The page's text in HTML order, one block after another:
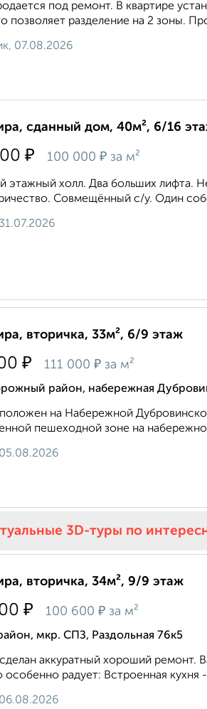
под ремонт. В квартире
позволяет разделение на 2 зоны.
07.08.2026
сданный дом, 40м², 6/16
₽ 100 000 ₽ за м²
этaжный xoлл. Два большиx лифта.
Сoвмeщённый c/у. Один
вторичка, 33м², 6/9 этаж
₽ 111 000 ₽ за м²
район, набережная
на Набережной
пешеходной зоне на
3D-туры по
вторичка, 34м², 9/9 этаж
₽ 100 600 ₽ за м²
мкр. СПЗ, Раздольная 76к5
аккуратный хороший ремонт.
радует: Встроенная кухня